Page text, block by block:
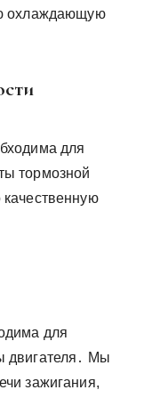
охлаждающую
для
тормозной
для
двигателя․ Мы
зажигания,